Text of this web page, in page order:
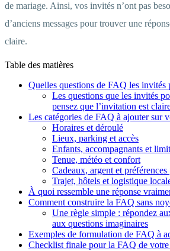
de mariage. Ainsi, vos invités n’ont pas
d’anciens messages pour trouver une
claire.
Table des matières
Quelles questions de FAQ les invités
Les questions que les invités
pensez que l’invitation est
Les catégories de FAQ à ajouter sur
Horaires et déroulé
Lieux, parking et accès
Enfants, accompagnants et
Tenue, météo et confort
Cadeaux, argent et préférences
Trajet, hôtels et logistique
À quoi ressemble une réponse
Comment construire la FAQ sans
Une règle simple : répondez
aux questions imaginaires
Exemples de formulation de FAQ à
Checklist finale pour la FAQ de votre